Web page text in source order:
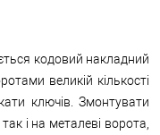
кодовий накладний
великій кількості
ключів. Змонтувати
і на металеві ворота,